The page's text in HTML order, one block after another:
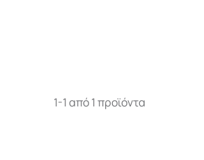
1-1 από 1 προϊόντα